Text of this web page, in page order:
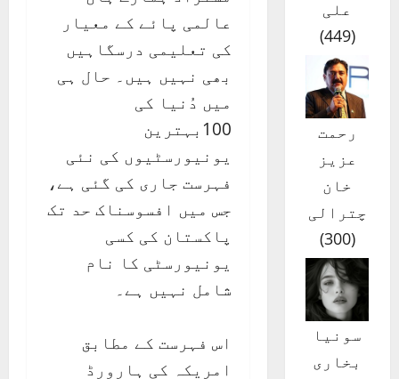
عالمی پائے کے معیار
کی تعلیمی درسگاہیں
بھی نہیں ہیں۔ حال ہی
میں دُنیا کی
100بہترین
یونیورسٹیوں کی نئی
فہرست جاری کی گئی ہے،
جس میں افسوسناک حد تک
پاکستان کی کسی
یونیورسٹی کا نام
شامل نہیں ہے۔
اس فہرست کے مطابق
امریکہ کی ہارورڈ
علی
(
449
)
رحمت
عزیز
خان
چترالی
(
300
)
سونیا
بخاری